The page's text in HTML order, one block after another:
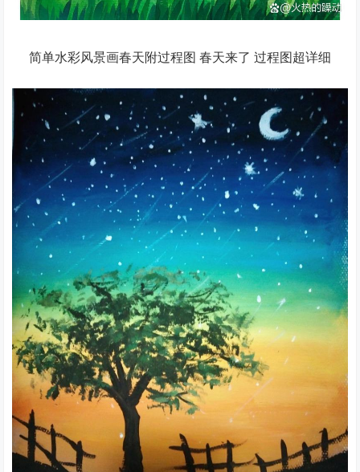
简单水彩风景画春天附过程图 春天来了 过程图超详细